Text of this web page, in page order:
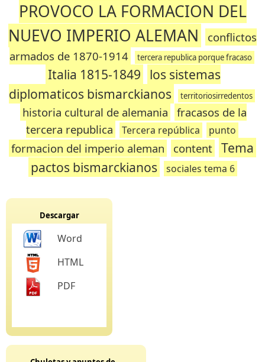
PROVOCO LA FORMACION DEL
NUEVO IMPERIO ALEMAN
conflictos
armados de 1870-1914
tercera republica porque fracaso
Italia 1815-1849 los sistemas
diplomaticos bismarckianos
territoriosirredentos
historia cultural de alemania
fracasos de la
tercera republica
Tercera república punto
formacion del imperio aleman content Tema
pactos bismarckianos
sociales tema 6
Descargar
Word
HTML
PDF